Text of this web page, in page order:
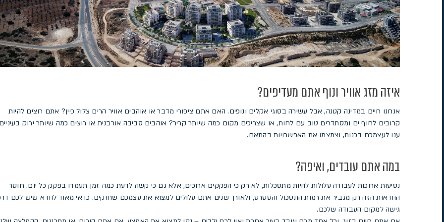
איזה מזג אוויר ונוף אתם מעדיפים?
אנחנו חיים במדינה קטנה, אבל עשירה בסוגי אקלים ונופים. האם אתם ציפורי מדבר או אוהבים אוויר הרים צלול כיין? אתם רוצים להיות
קרובים לחוף ים ומסתדרים טוב עם לחות, או שצריכים מקום כמה שיותר קריר? אוהבים סביבה אורבנית או רוצים כמה שיותר ירוק
ענו לעצמכם בכנות, וצמצמו את האפשרויות בהתאם.
במה אתם עובדים, ואיפה?
נסיעות ארוכות לעבודה עלולות להיות מתסכלות, לא רק כי הפקקים ארוכים, אלא גם כי קשה לדעת כמה זמן תעמדו בפקק כל יום. חוסר
הוודאות הזה רק מגביר את רמות התסכול והסטרס, ולאורך שנים אתם עלולים למצוא את עצמכם שחוקים. כדאי מאוד לוודא שיש לכם
גישה למקום העבודה שלכם.